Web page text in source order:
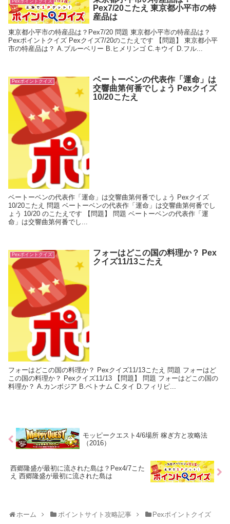
Pexポイントクイズ
Pex7/20こたえ 東京都小平市の特
産品は
東京都小平市の特産品は？Pex7/20 問題 東京都小平市の特産品は？
Pexポイントクイズ Pexクイズ7/20のこたえです 【問題】 東京都小平
市の特産品は？ A.ブルーベリー B.ヒメリンゴ C.キウイ D.フル...
Pexポイントクイズ
ベートーベンの代表作「運命」は
交響曲第何番でしょう Pexクイズ
10/20こたえ
ベートーベンの代表作「運命」は交響曲第何番でしょう Pexクイズ
10/20こたえ 問題 ベートーベンの代表作「運命」は交響曲第何番でし
ょう 10/20 のこたえです 【問題】 問題 ベートーベンの代表作「運
命」は交響曲第何番でし...
Pexポイントクイズ
フォーはどこの国の料理か？ Pex
クイズ11/13こたえ
フォーはどこの国の料理か？ Pexクイズ11/13こたえ 問題 フォーはど
この国の料理か？ Pexクイズ11/13 【問題】 問題 フォーはどこの国の
料理か？ A.カンボジア B.ベトナム C.タイ D.フィリピ...
モッピークエスト4/6場所 稼ぎ方と攻略法
（2016）
西郷隆盛が最初に流された島は？Pex4/7こた
え 西郷隆盛が最初に流された島は
ホーム ポイントサイト攻略記事 Pexポイントクイズ